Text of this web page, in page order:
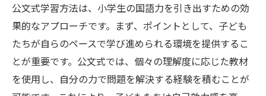
公文式学習方法は、小学生の国語力を引き出すための効
果的なアプローチです。まず、ポイントとして、子ども
たちが自らのペースで学び進められる環境を提供するこ
とが重要です。公文式では、個々の理解度に応じた教材
を使用し、自分の力で問題を解決する経験を積むことが